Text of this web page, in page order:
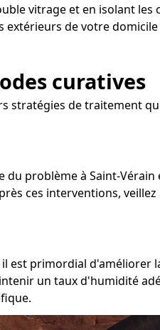
vitrage et en isolant les
de votre
curatives
stratégies de traitement
problème à Saint-Vérain
ces interventions,
est primordial d'améliorer
un taux d'humidité